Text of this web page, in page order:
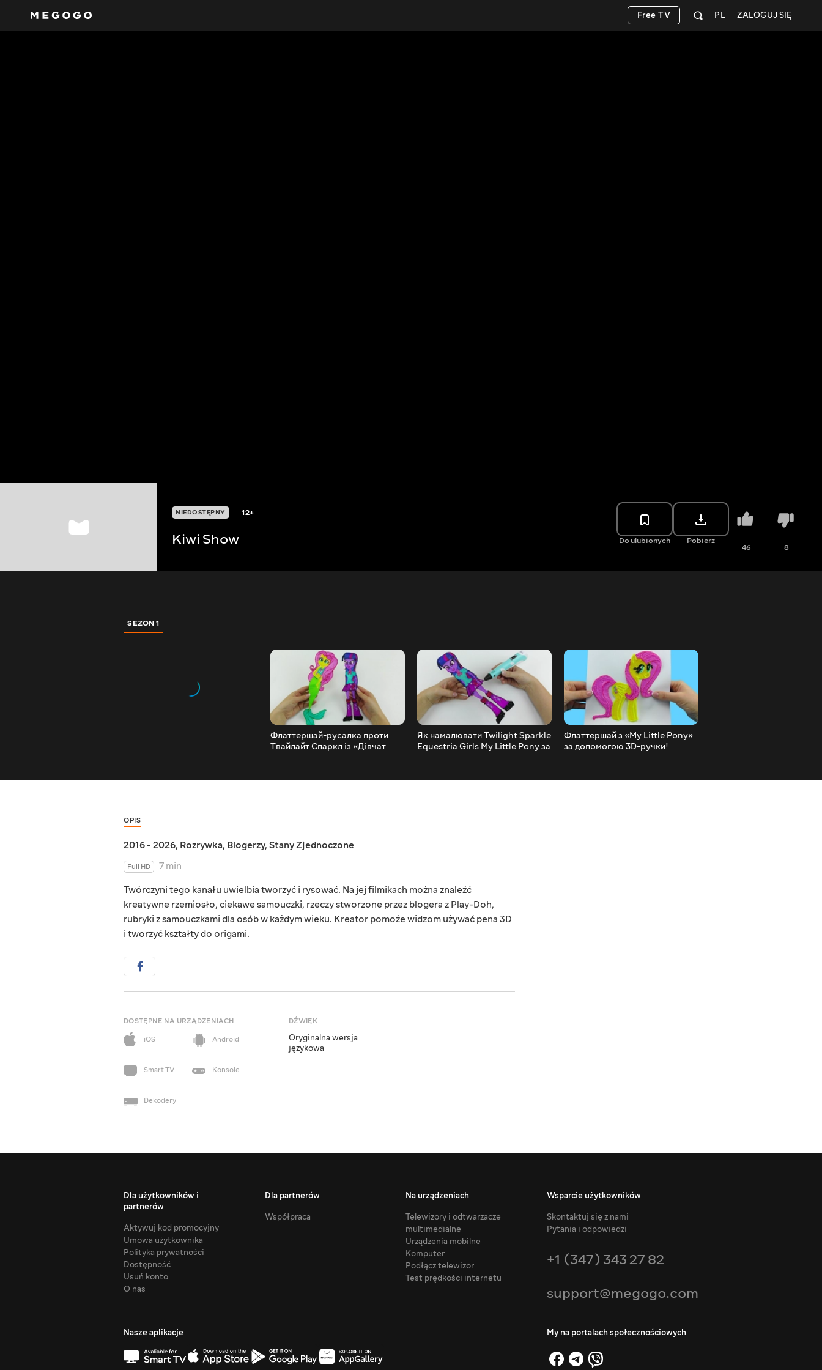
ZALOGUJ SIĘ
PL
Free TV
NIEDOSTĘPNY 12+
Kiwi Show Do ulubionych Pobierz
46 8
SEZON 1
Флаттершай-русалка проти
Твайлайт Спаркл із «Дівчат
Як намалювати Twilight Sparkle
Equestria Girls My Little Pony за
Флаттершай з «My Little Pony»
за допомогою 3D-ручки!
OPIS
2016 - 2026, Rozrywka, Blogerzy, Stany Zjednoczone
Full HD
7 min
Twórczyni tego kanału uwielbia tworzyć i rysować. Na jej filmikach można znaleźć
kreatywne rzemiosło, ciekawe samouczki, rzeczy stworzone przez blogera z Play-Doh,
rubryki z samouczkami dla osób w każdym wieku. Kreator pomoże widzom używać pena 3D
i tworzyć kształty do origami.
DOSTĘPNE NA URZĄDZENIACH
iOS
Android
Smart TV Konsole
Dekodery
DŹWIĘK
Oryginalna wersja
językowa
Dla użytkowników i
partnerów
Aktywuj kod promocyjny
Umowa użytkownika
Polityka prywatności
Dostępność
Usuń konto
O nas
Dla partnerów
Współpraca
Na urządzeniach
Telewizory i odtwarzacze
multimedialne
Urządzenia mobilne
Komputer
Podłącz telewizor
Test prędkości internetu
Wsparcie użytkowników
Skontaktuj się z nami
Pytania i odpowiedzi
+1 (347) 343 27 82
support@megogo.com
Nasze aplikacje My na portalach społecznościowych